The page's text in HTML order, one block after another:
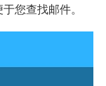
您查找邮件。